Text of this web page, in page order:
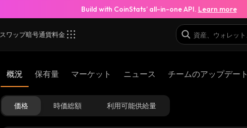
Build with CoinStats’ all-in-one API. Learn more
スワップ暗号通貨料金
概況 保有量 マーケット ニュース チームのアップデート
価格 時価総額 利用可能供給量